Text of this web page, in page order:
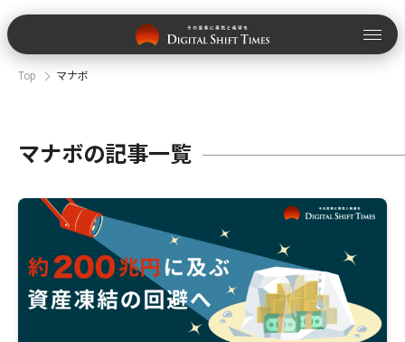
Top マナボ
マナボの記事一覧